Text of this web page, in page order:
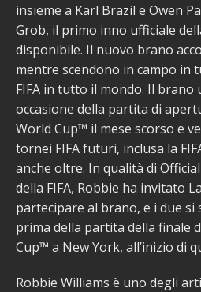
insieme a Karl Brazil e Owen
Grob, il primo inno ufficiale
disponibile. Il nuovo brano
mentre scendono in campo in
FIFA in tutto il mondo. Il
occasione della partita di
World Cup™ il mese scorso e
tornei FIFA futuri, inclusa la
anche oltre. In qualità di
della FIFA, Robbie ha invitato
partecipare al brano, e i due si
prima della partita della finale
Cup™ a New York, all’inizio di
Robbie Williams è uno degli